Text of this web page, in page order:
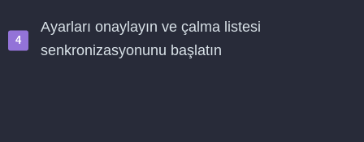
Ayarları onaylayın ve çalma listesi
senkronizasyonunu başlatın